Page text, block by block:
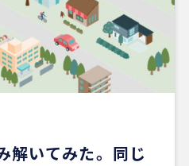
になりました。仲介手数
しいです。担当の方（中
返事も迅速、物件購入に
になる物件についてフラ
解いてみた。同じ